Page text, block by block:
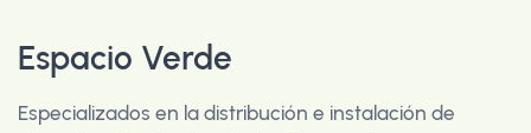
Espacio Verde
Especializados en la distribución e instalación de